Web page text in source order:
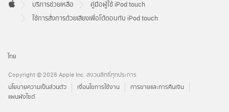
Footer

บริการช่วยเหลือ คู่มือผู้ใช้ iPod touch
ใช้การสั่งการด้วยเสียงเพื่อโต้ตอบกับ iPod touch
ไทย
Copyright © 2026 Apple Inc. สงวนสิทธิ์ทุกประการ
นโยบายความเป็นส่วนตัว เงื่อนไขการใช้งาน
การขายและการคืนเงิน
แผนผังไซต์